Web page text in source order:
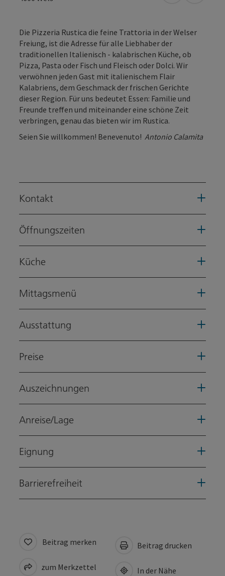
Die Pizzeria Rustica die feine Trattoria in der Welser
Freiung, ist die Adresse für alle Liebhaber der
traditionellen Italienisch - kalabrischen Küche, ob
Pizza, Pasta oder Fisch und Fleisch oder Dolci. Wir
verwöhnen jeden Gast mit italienischem Flair
Kalabriens, dem Geschmack der frischen Gerichte
dieser Region. Für uns bedeutet Essen: Familie und
Freunde treffen und miteinander eine schöne Zeit
verbringen, genau das bieten wir im Rustica.
Seien Sie willkommen! Benevenuto! Antonio Calamita
Kontakt
Öffnungszeiten
Küche
Mittagsmenü
Ausstattung
Preise
Auszeichnungen
Anreise/Lage
Eignung
Barrierefreiheit
Beitrag merken
zum Merkzettel
Beitrag drucken
In der Nähe